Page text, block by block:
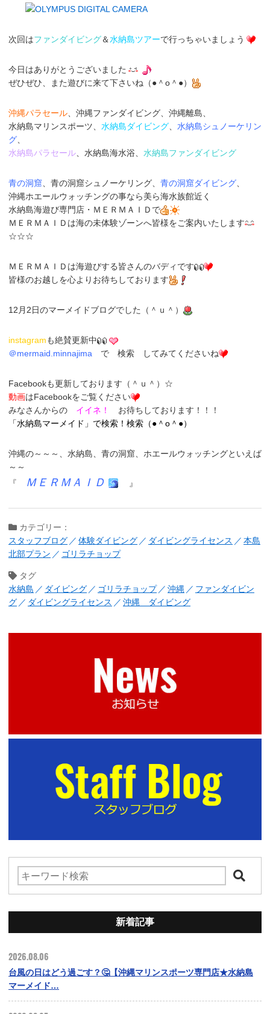
次回はファンダイビング＆水納島ツアーで行っちゃいましょう
今日はありがとうございました
ぜひぜひ、また遊びに来て下さいね（●＾o＾●）
沖縄パラセール 、沖縄ファンダイビング、沖縄離島、
水納島マリンスポーツ、 水納島ダイビング
水納島シュノーケリン
グ
水納島パラセール 、水納島海水浴、 水納島ファンダイビング
青の洞窟 、青の洞窟シュノーケリング、 青の洞窟ダイビング
沖縄ホエールウォッチングの事なら美ら海水族館近く
水納島海遊び専門店 ・ ＭＥＲＭＡＩＤ で
ＭＥＲＭＡＩＤは海の未体験ゾーンへ皆様をご案内いたします
☆☆☆
ＭＥＲＭＡＩＤは海遊びする皆さんのバディです
皆様のお越しを心よりお待ちしております
12月2日のマーメイドブログでした（＾ｕ＾）
instagramも絶賛更新中
＠mermaid.minnajima で 検索 してみてくださいね
Facebookも更新しております（＾ｕ＾）☆
動画はFacebookをご覧ください
みなさんからの イイネ！
お待ちしております！！！
「水納島マーメイド 」 で検索！検索（●＾o＾●）
沖縄の～～～、 水納島 青の洞窟 ホエールウォッチングといえば
～～
『
ＭＥＲＭＡＩＤ 』
カテゴリー：
スタッフブログ
体験ダイビング ダイビングライセンス
本島
北部プラン
ゴリラチョップ
タグ
水納島
ダイビング ゴリラチョップ 沖縄
ファンダイビン
グ
ダイビングライセンス 沖縄 ダイビング
新着記事
2026.08.06
台風の日はどう過ごす？🤔【沖縄マリンスポーツ専門店★水納島
マーメイド…